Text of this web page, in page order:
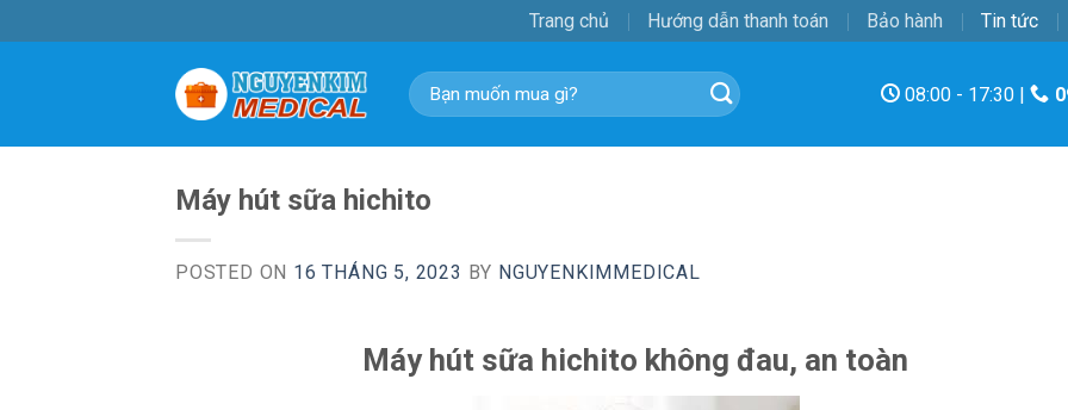
to
Trang chủ Hướng dẫn thanh toán Bảo hành Tin tức
Tìm
kiếm:
08:00 - 17:30 |
Máy hút sữa hichito
POSTED ON 16 THÁNG 5, 2023 BY NGUYENKIMMEDICAL
Máy hút sữa hichito không đau, an toàn